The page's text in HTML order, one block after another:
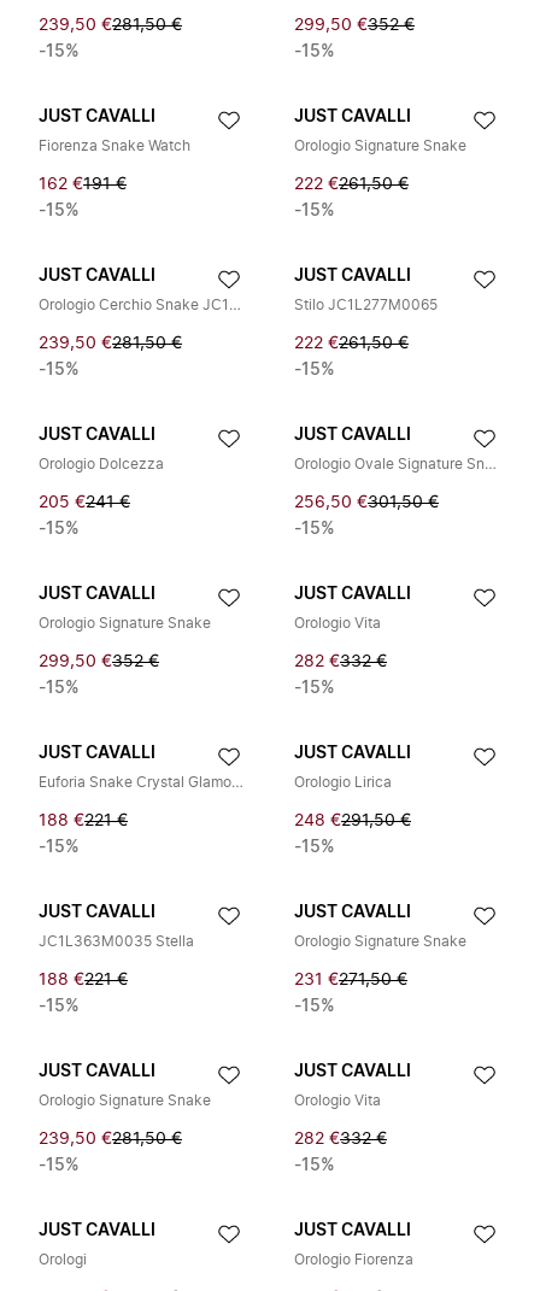
239,50 €281,50 €
-15%
299,50 €352 €
-15%
JUST CAVALLI
Fiorenza Snake Watch
162 €191 €
-15%
JUST CAVALLI
Orologio Signature Snake
222 €261,50 €
-15%
JUST CAVALLI
Orologio Cerchio Snake JC1L301M0075
239,50 €281,50 €
-15%
JUST CAVALLI
Stilo JC1L277M0065
222 €261,50 €
-15%
JUST CAVALLI
Orologio Dolcezza
205 €241 €
-15%
JUST CAVALLI
Orologio Ovale Signature Snake
256,50 €301,50 €
-15%
JUST CAVALLI
Orologio Signature Snake
299,50 €352 €
-15%
JUST CAVALLI
Orologio Vita
282 €332 €
-15%
JUST CAVALLI
Euforia Snake Crystal Glamour Gift Set
188 €221 €
-15%
JUST CAVALLI
Orologio Lirica
248 €291,50 €
-15%
JUST CAVALLI
JC1L363M0035 Stella
188 €221 €
-15%
JUST CAVALLI
Orologio Signature Snake
231 €271,50 €
-15%
JUST CAVALLI
Orologio Signature Snake
239,50 €281,50 €
-15%
JUST CAVALLI
Orologio Vita
282 €332 €
-15%
JUST CAVALLI
Orologi
JUST CAVALLI
Orologio Fiorenza